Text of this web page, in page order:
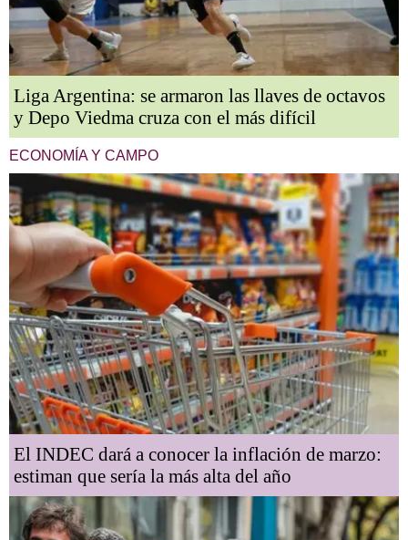
Liga Argentina: se armaron las llaves de octavos
y Depo Viedma cruza con el más difícil
ECONOMÍA Y CAMPO
El INDEC dará a conocer la inflación de marzo:
estiman que sería la más alta del año